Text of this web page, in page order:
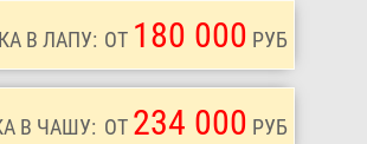
В ЛАПУ: ОТ 180 000 РУБ
В ЧАШУ: ОТ 234 000 РУБ